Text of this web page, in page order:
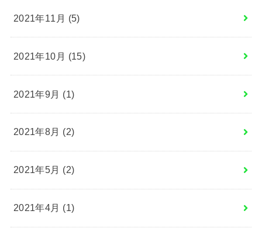
2021年11月 (5)
2021年10月 (15)
2021年9月 (1)
2021年8月 (2)
2021年5月 (2)
2021年4月 (1)